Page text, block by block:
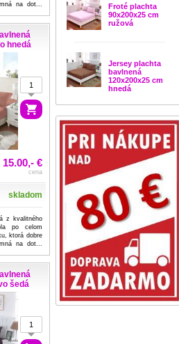
Froté plachta
90x200x25 cm
ružová
Jersey plachta
bavlnená
120x200x25 cm
hnedá
na dot...
hnedá
15.00,- €
cena
skladom
z kvalitného
po celom
ktorá dobre
na dot...
šedá